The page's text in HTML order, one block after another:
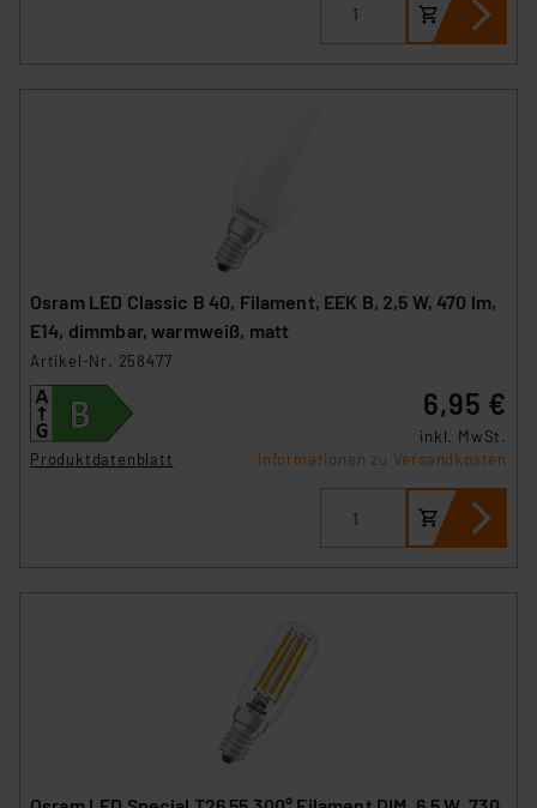
Osram LED Classic B 40, Filament, EEK B, 2,5 W, 470 lm,
E14, dimmbar, warmweiß, matt
Artikel-Nr. 258477
Produktdatenblatt
6,95 €
inkl. MwSt.
Informationen zu Versandkosten